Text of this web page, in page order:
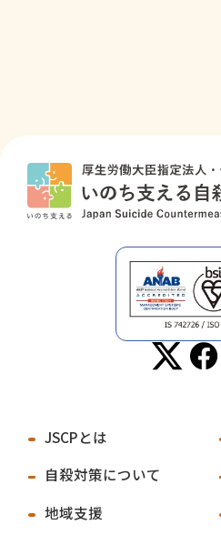
JSCPとは
自殺対策について
地域支援